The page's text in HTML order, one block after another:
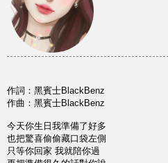
作詞：黑賓士BlackBenz
作曲：黑賓士BlackBenz
今天你生日我準備了好多
也把驚喜偷偷藏口袋左側
只等你回家 我就陪你過